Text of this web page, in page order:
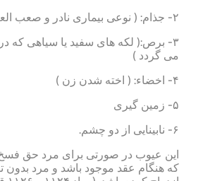
۲- جذام: ( نوعی بیماری نادر و صعب العلاج )
۳- برص:( لکه های سفید یا سیاهی که
می گردد )
۴- اخضاء: ( اخته شدن زن )
۵- زمین گیری
۶- نابینایی از دو چشم.
این عیوب در صورتی برای مرد حق فسخ
که هنگام عقد موجود باشد و مرد بدون